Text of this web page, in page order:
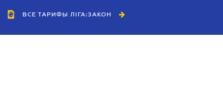
ВСЕ ТАРИФЫ ЛІГА:ЗАКОН